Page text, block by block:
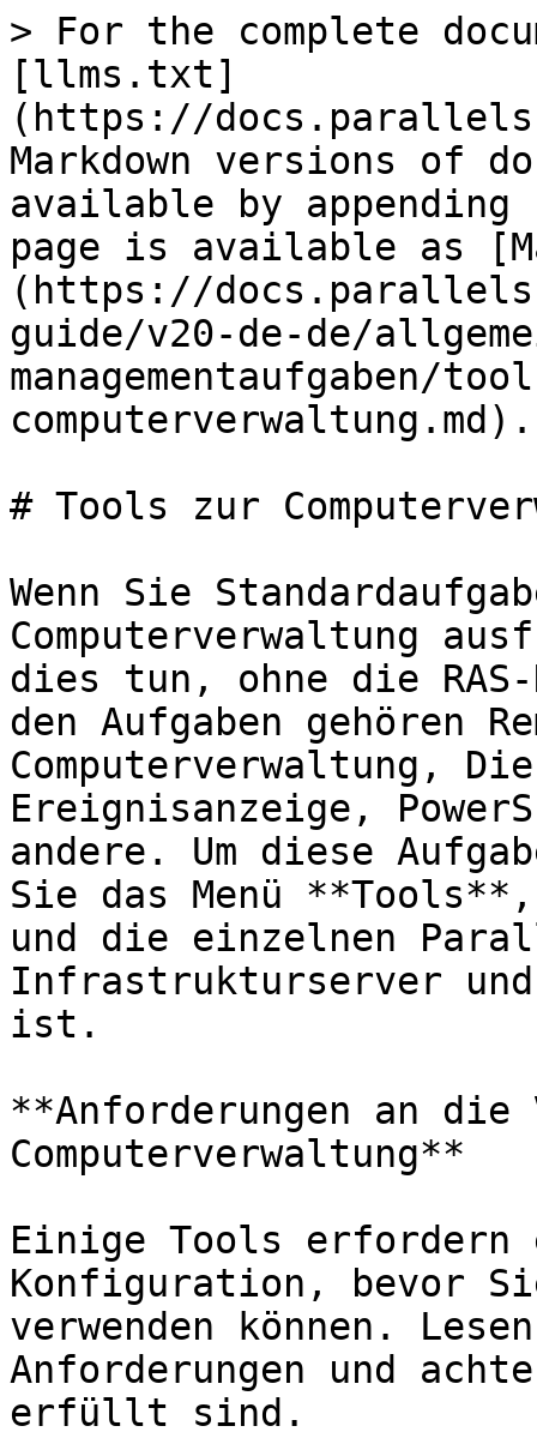
> For the complete
[llms.txt]
(https://
Markdown versions of
available by
page is available as
(https://
guide/v20-de-de/
managementaufgaben/
computerverwaltung.md).
# Tools zur
Wenn Sie
Computerverwaltung
dies tun, ohne die
den Aufgaben gehören
Computerverwaltung,
Ereignisanzeige,
andere. Um diese
Sie das Menü
und die einzelnen
Infrastrukturserver
ist.
**Anforderungen an die
Computerverwaltung**
Einige Tools erfordern
Konfiguration, bevor
verwenden können.
Anforderungen und
erfüllt sind.